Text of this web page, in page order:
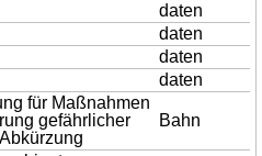
daten
daten
daten
daten
für Maßnahmen
gefährlicher
Bahn